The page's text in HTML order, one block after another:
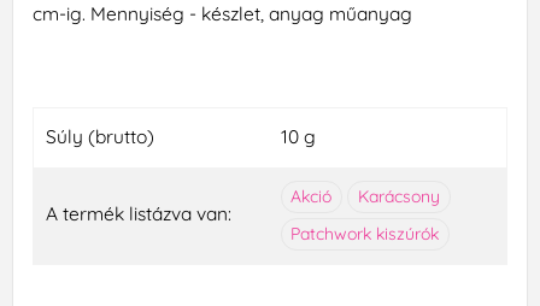
cm-ig. Mennyiség - készlet, anyag műanyag
Súly (brutto) 10 g
A termék listázva van:
Akció
Karácsony
Patchwork kiszúrók